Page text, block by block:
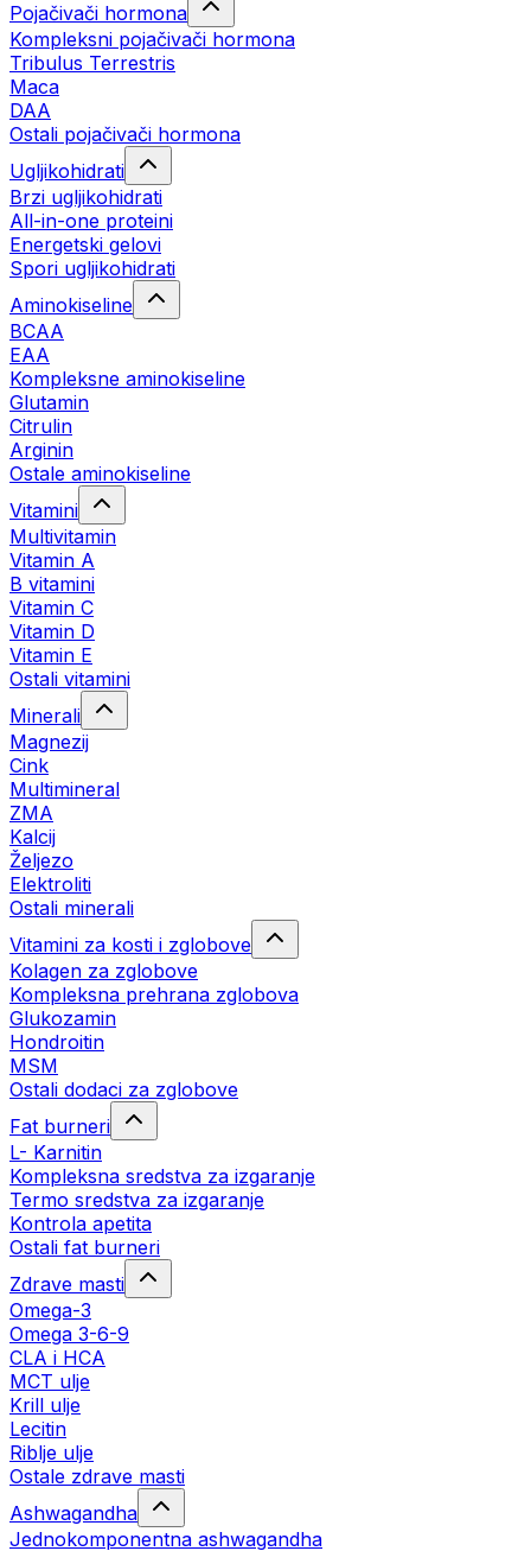
Pojačivači hormona
Kompleksni pojačivači hormona
Tribulus Terrestris
Maca
DAA
Ostali pojačivači hormona
Ugljikohidrati
Brzi ugljikohidrati
All-in-one proteini
Energetski gelovi
Spori ugljikohidrati
Aminokiseline
BCAA
EAA
Kompleksne aminokiseline
Glutamin
Citrulin
Arginin
Ostale aminokiseline
Vitamini
Multivitamin
Vitamin A
B vitamini
Vitamin C
Vitamin D
Vitamin E
Ostali vitamini
Minerali
Magnezij
Cink
Multimineral
ZMA
Kalcij
Željezo
Elektroliti
Ostali minerali
Vitamini za kosti i zglobove
Kolagen za zglobove
Kompleksna prehrana zglobova
Glukozamin
Hondroitin
MSM
Ostali dodaci za zglobove
Fat burneri
L- Karnitin
Kompleksna sredstva za izgaranje
Termo sredstva za izgaranje
Kontrola apetita
Ostali fat burneri
Zdrave masti
Omega-3
Omega 3-6-9
CLA i HCA
MCT ulje
Krill ulje
Lecitin
Riblje ulje
Ostale zdrave masti
Ashwagandha
Jednokomponentna ashwagandha